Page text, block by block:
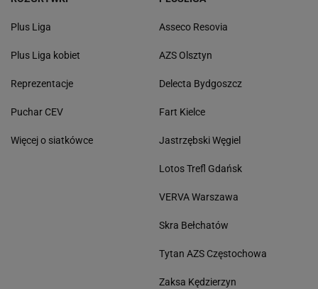
Plus Liga
Plus Liga kobiet
Reprezentacje
Puchar CEV
Więcej o siatkówce
Asseco Resovia
AZS Olsztyn
Delecta Bydgoszcz
Fart Kielce
Jastrzębski Węgiel
Lotos Trefl Gdańsk
VERVA Warszawa
Skra Bełchatów
Tytan AZS Częstochowa
Zaksa Kędzierzyn